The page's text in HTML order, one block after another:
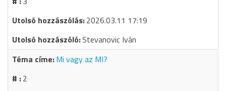
2026.03.11 17:19
Stevanovic Iván
Mi vagy az MI?
2